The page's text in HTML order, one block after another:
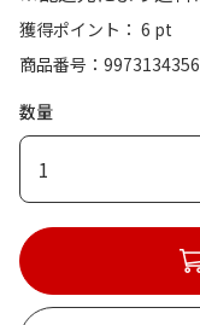
獲得ポイント： 6 pt
商品番号
9973134356
数量
1